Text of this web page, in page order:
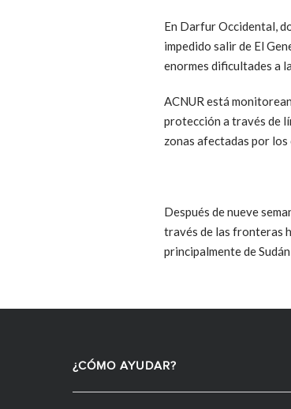
En Darfur Occidental,
impedido salir de El
enormes dificultades a
ACNUR está
protección a través de
zonas afectadas por los
Después de nueve
través de las fronteras
principalmente de
¿CÓMO AYUDAR?